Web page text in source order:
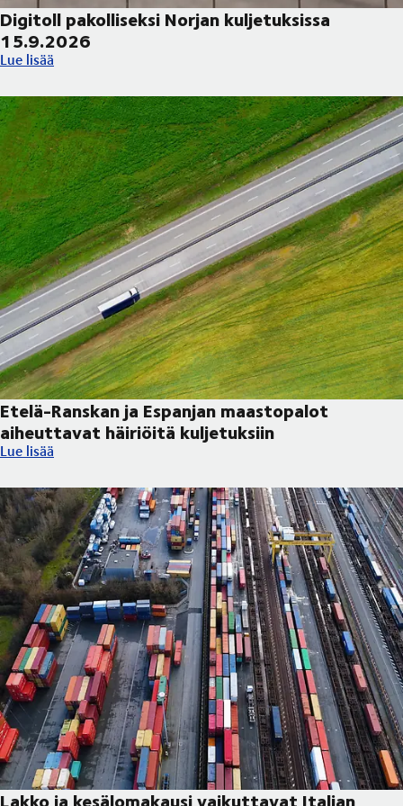
Digitoll pakolliseksi Norjan kuljetuksissa
15.9.2026
Digitoll pakolliseksi Norjan kuljetuksissa 15.9.2026
Lue lisää
Etelä-Ranskan ja Espanjan maastopalot
aiheuttavat häiriöitä kuljetuksiin
Etelä-Ranskan ja Espanjan maastopalot aiheuttavat häiriöitä
Lue lisää
Lakko ja kesälomakausi vaikuttavat Italian